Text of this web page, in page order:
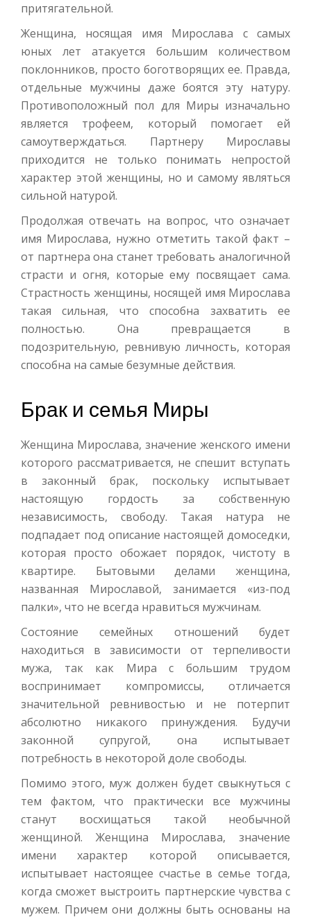
притягательной.
Женщина, носящая имя Мирослава с самых
юных лет атакуется большим количеством
поклонников, просто боготворящих ее. Правда,
отдельные мужчины даже боятся эту натуру.
Противоположный пол для Миры изначально
является трофеем, который помогает ей
самоутверждаться. Партнеру Мирославы
приходится не только понимать непростой
характер этой женщины, но и самому являться
сильной натурой.
Продолжая отвечать на вопрос, что означает
имя Мирослава, нужно отметить такой факт –
от партнера она станет требовать аналогичной
страсти и огня, которые ему посвящает сама.
Страстность женщины, носящей имя Мирослава
такая сильная, что способна захватить ее
полностью. Она превращается в
подозрительную, ревнивую личность, которая
способна на самые безумные действия.
Брак и семья Миры
Женщина Мирослава, значение женского имени
которого рассматривается, не спешит вступать
в законный брак, поскольку испытывает
настоящую гордость за собственную
независимость, свободу. Такая натура не
подпадает под описание настоящей домоседки,
которая просто обожает порядок, чистоту в
квартире. Бытовыми делами женщина,
названная Мирославой, занимается «из-под
палки», что не всегда нравиться мужчинам.
Состояние семейных отношений будет
находиться в зависимости от терпеливости
мужа, так как Мира с большим трудом
воспринимает компромиссы, отличается
значительной ревнивостью и не потерпит
абсолютно никакого принуждения. Будучи
законной супругой, она испытывает
потребность в некоторой доле свободы.
Помимо этого, муж должен будет свыкнуться с
тем фактом, что практически все мужчины
станут восхищаться такой необычной
женщиной. Женщина Мирослава, значение
имени характер которой описывается,
испытывает настоящее счастье в семье тогда,
когда сможет выстроить партнерские чувства с
мужем. Причем они должны быть основаны на